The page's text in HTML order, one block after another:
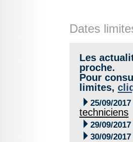
Dates
Les
proche.
Pour
limites,
 25/09/2017
techniciens
 29/09/2017
 30/09/2017